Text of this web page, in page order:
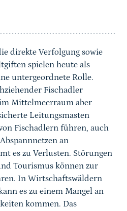
direkte Verfolgung sowie
spielen heute als
untergeordnete Rolle.
Fischadler
Mittelmeerraum aber
Leitungsmasten
Fischadlern führen, auch
an
es zu Verlusten. Störungen
Tourismus können zur
In Wirtschaftswäldern
es zu einem Mangel an
kommen. Das